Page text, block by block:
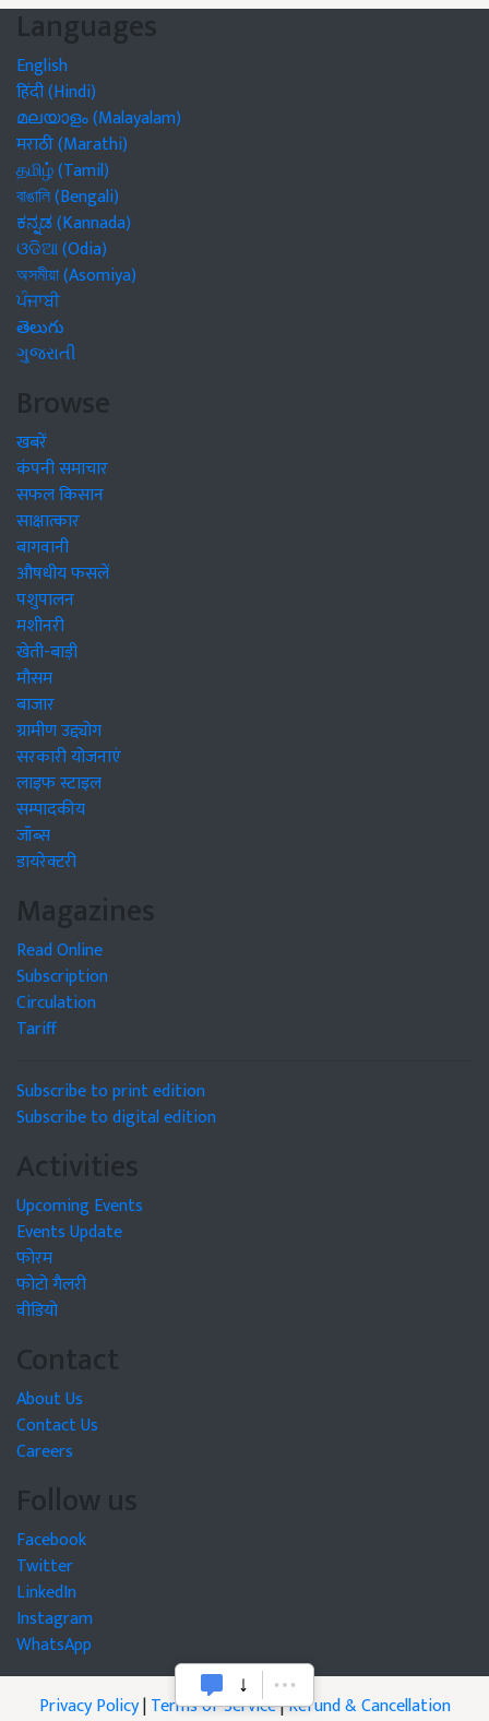
Languages
English
हिंदी (Hindi)
മലയാളം (Malayalam)
मराठी (Marathi)
தமிழ் (Tamil)
বাঙালি (Bengali)
ಕನ್ನಡ (Kannada)
ଓଡିଆ (Odia)
অসমীয়া (Asomiya)
ਪੰਜਾਬੀ
తెలుగు
ગુજરાતી
Browse
खबरें
कंपनी समाचार
सफल किसान
साक्षात्कार
बागवानी
औषधीय फसलें
पशुपालन
मशीनरी
खेती-बाड़ी
मौसम
बाजार
ग्रामीण उद्द्योग
सरकारी योजनाएं
लाइफ स्टाइल
सम्पादकीय
जॉब्स
डायरेक्टरी
Magazines
Read Online
Subscription
Circulation
Tariff
Subscribe to print edition
Subscribe to digital edition
Activities
Upcoming Events
Events Update
फोरम
फोटो गैलरी
वीडियो
Contact
About Us
Contact Us
Careers
Follow us
Facebook
Twitter
LinkedIn
Instagram
WhatsApp
Privacy Policy|Terms of Service|Refund & Cancellation